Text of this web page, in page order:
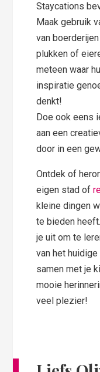
Staycations
Maak gebruik
van
plukken of
meteen waar
inspiratie
denkt!
Doe ook eens
aan een
door in een
Ontdek of
eigen stad of
kleine dingen
te bieden
je uit om te
van het
samen met je
mooie
veel plezier!